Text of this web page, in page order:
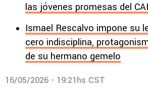
las jóvenes promesas del
Ismael Rescalvo impone su
cero indisciplina,
de su hermano gemelo
16/05/2026 - 19:21hs CST